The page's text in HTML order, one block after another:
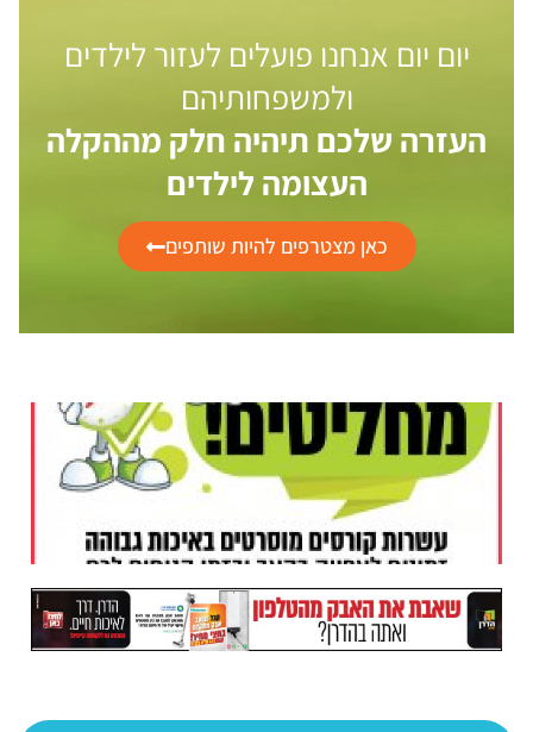
יום יום אנחנו פועלים לעזור לילדים
ולמשפחותיהם
העזרה שלכם תיהיה חלק מההקלה
העצומה לילדים
כאן מצטרפים להיות שותפים